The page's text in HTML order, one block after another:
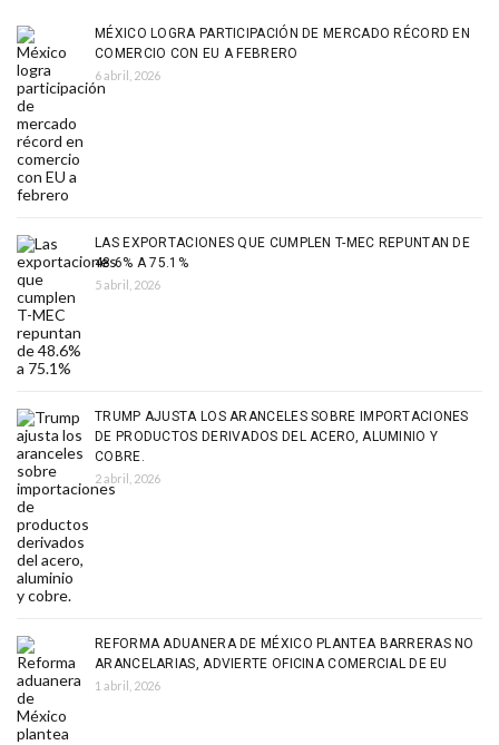
MÉXICO LOGRA PARTICIPACIÓN DE MERCADO RÉCORD EN
COMERCIO CON EU A FEBRERO
6 abril, 2026
LAS EXPORTACIONES QUE CUMPLEN T-MEC REPUNTAN DE
48.6% A 75.1%
5 abril, 2026
TRUMP AJUSTA LOS ARANCELES SOBRE IMPORTACIONES
DE PRODUCTOS DERIVADOS DEL ACERO, ALUMINIO Y
COBRE.
2 abril, 2026
REFORMA ADUANERA DE MÉXICO PLANTEA BARRERAS NO
ARANCELARIAS, ADVIERTE OFICINA COMERCIAL DE EU
1 abril, 2026